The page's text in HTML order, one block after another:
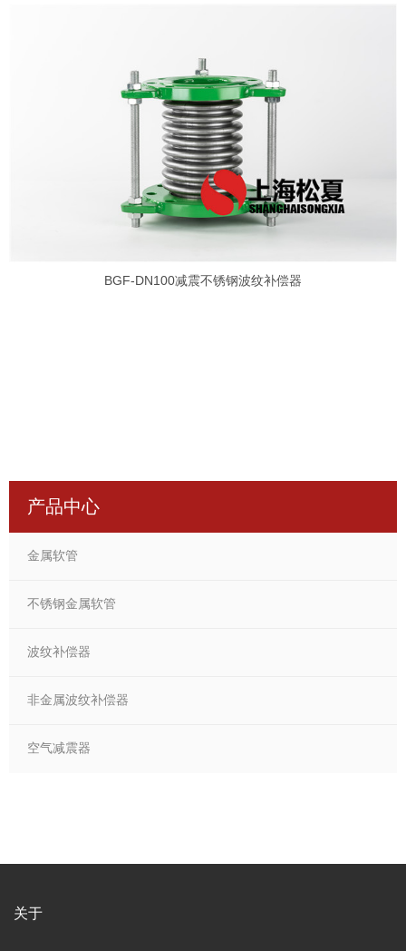
BGF-DN100减震不锈钢波纹补偿器
产品中心
金属软管
不锈钢金属软管
波纹补偿器
非金属波纹补偿器
空气减震器
关于